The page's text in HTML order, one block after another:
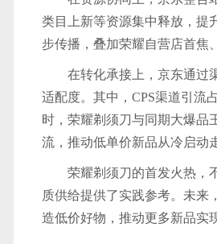
类目上新等资源集中释放，提
步传播，叠加荣耀自营店首焦
在转化承接上，京东通过
适配度。其中，CPS渠道引流
时，荣耀剃须刀与同期大爆品
流，推动低单价新品从冷启动
荣耀剃须刀的首发火热，
质供给提供了实践参考。未来
造低价好物，推动更多新品实